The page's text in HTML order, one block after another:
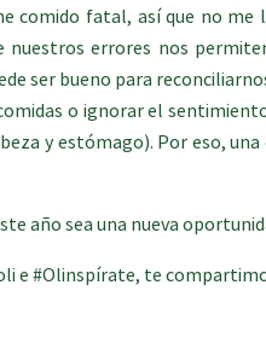
comido fatal, así que no me
nuestros errores nos
ser bueno para
o ignorar el
y estómago). Por eso,
año sea una nueva
e #Olinspírate, te